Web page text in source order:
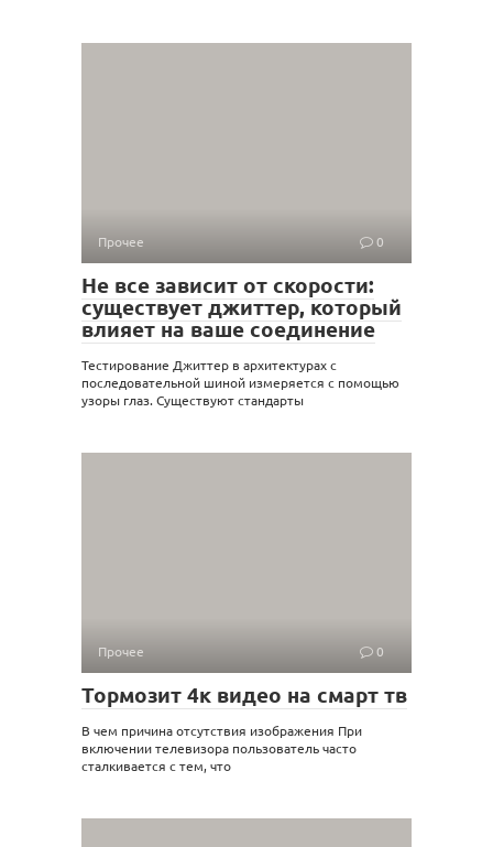
Прочее 0
Не все зависит от скорости:
существует джиттер, который
влияет на ваше соединение
Тестирование Джиттер в архитектурах с
последовательной шиной измеряется с помощью
узоры глаз. Существуют стандарты
Прочее 0
Тормозит 4к видео на смарт тв
В чем причина отсутствия изображения При
включении телевизора пользователь часто
сталкивается с тем, что